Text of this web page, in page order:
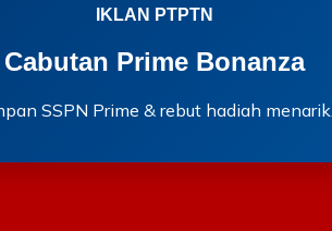
IKLAN PTPTN
Cabutan Prime Bonanza
SSPN Prime & rebut hadiah menarik.